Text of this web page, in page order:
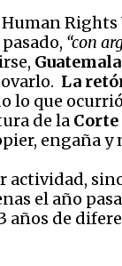
“con
La
que
de la
engaña y
actividad,
el año
años de